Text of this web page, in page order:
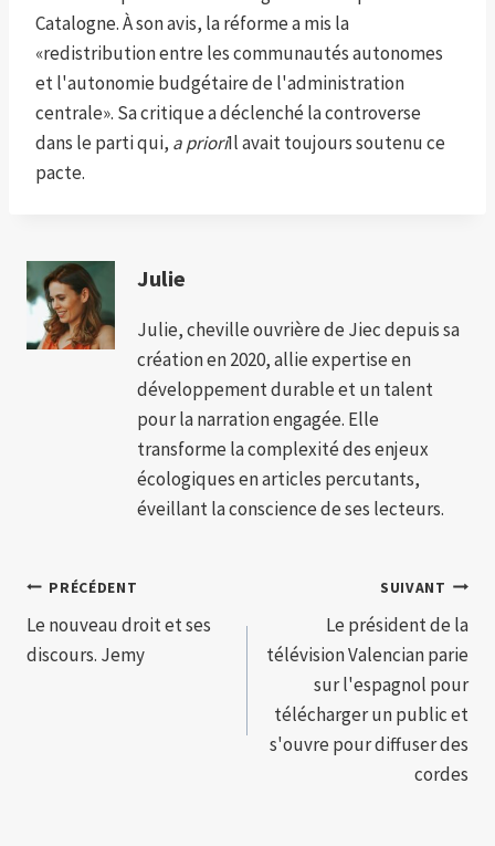
Catalogne. À son avis, la réforme a mis la
«redistribution entre les communautés autonomes
et l'autonomie budgétaire de l'administration
centrale». Sa critique a déclenché la controverse
dans le parti qui, a prioriIl avait toujours soutenu ce
pacte.
Julie
Julie, cheville ouvrière de Jiec depuis sa
création en 2020, allie expertise en
développement durable et un talent
pour la narration engagée. Elle
transforme la complexité des enjeux
écologiques en articles percutants,
éveillant la conscience de ses lecteurs.
Navigation
de
PRÉCÉDENT
Le nouveau droit et ses
discours. Jemy
SUIVANT
Le président de la
télévision Valencian parie
sur l'espagnol pour
télécharger un public et
s'ouvre pour diffuser des
cordes